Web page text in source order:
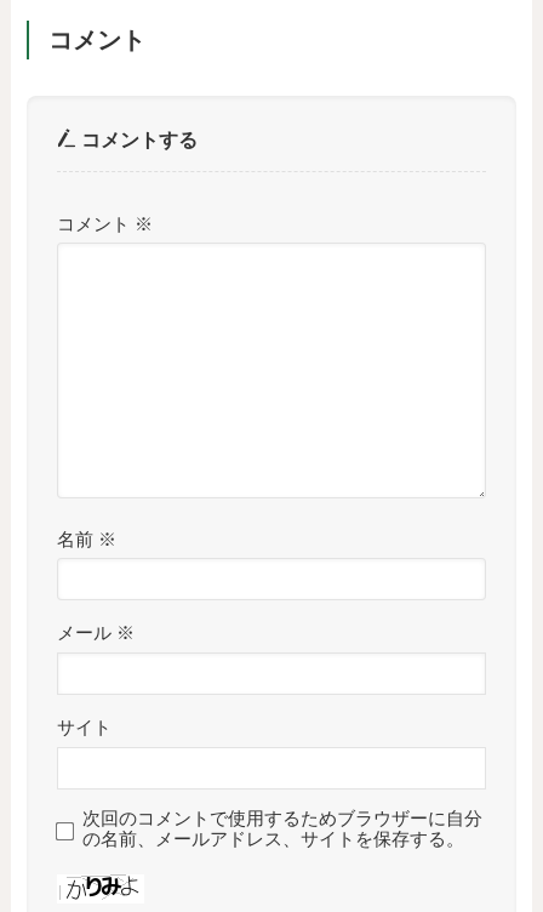
コメント
コメントする
コメント ※
名前 ※
メール ※
サイト
次回のコメントで使用するためブラウザーに自分
の名前、メールアドレス、サイトを保存する。